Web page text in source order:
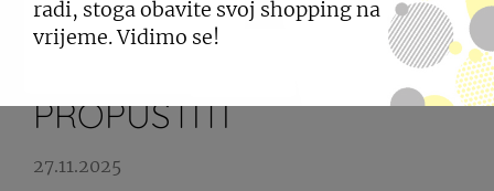
KONTRALOOP ZABAVA
PROPUSTITI
27.11.2025
radi, stoga obavite svoj shopping na
vrijeme. Vidimo se!